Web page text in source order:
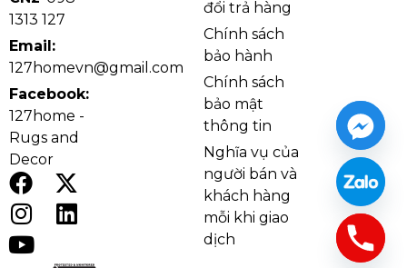
Ảnh thật Đèn Chùm DC9188T8 lắp đặt tại nhà
khách
Khung đèn được chế tác từ hợp kim cao cấp phủ sơn
tĩnh điện, đảm bảo độ bền và khả năng chống oxy
hóa hiệu quả. Chao đèn bằng thủy tinh mờ cao cấp
giúp ánh sáng trở nên dịu nhẹ và lan tỏa đều khắp
không gian. Các chi tiết kim loại được hoàn thiện tỉ mỉ,
mang đến cảm giác chắc chắn và tinh tế trong từng
đường nét – minh chứng cho sự đầu tư kỹ lưỡng về
1313 127
Email:
127homevn@gmail.com
Facebook:
127home -
Rugs and
Decor
đổi trả hàng
Chính sách
bảo hành
Chính sách
bảo mật
thông tin
Nghĩa vụ của
người bán và
khách hàng
mỗi khi giao
dịch